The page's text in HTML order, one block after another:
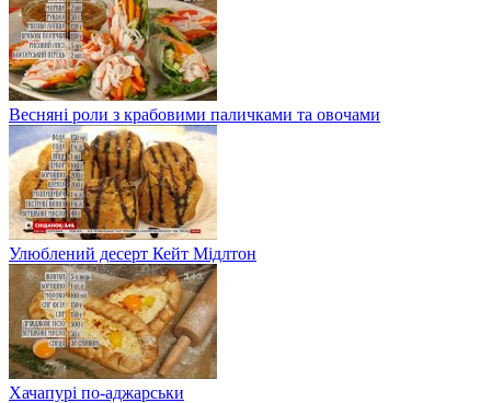
Весняні роли з крабовими паличками та овочами
Улюблений десерт Кейт Мідлтон
Хачапурі по-аджарськи